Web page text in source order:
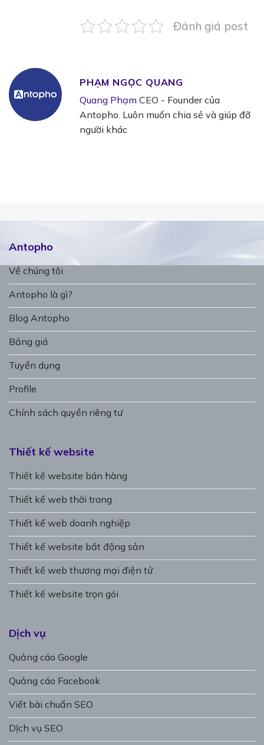
Đánh giá post
PHẠM NGỌC QUANG
Quang Phạm CEO - Founder của
Antopho. Luôn muốn chia sẻ và giúp đỡ
người khác
Antopho
Về chúng tôi
Antopho là gì?
Blog Antopho
Bảng giá
Tuyển dụng
Profile
Chính sách quyền riêng tư
Thiết kế website
Thiết kế website bán hàng
Thiết kế web thời trang
Thiết kế web doanh nghiệp
Thiết kế website bất động sản
Thiết kế web thương mại điện tử
Thiết kế website trọn gói
Dịch vụ
Quảng cáo Google
Quảng cáo Facebook
Viết bài chuẩn SEO
DỊch vụ SEO